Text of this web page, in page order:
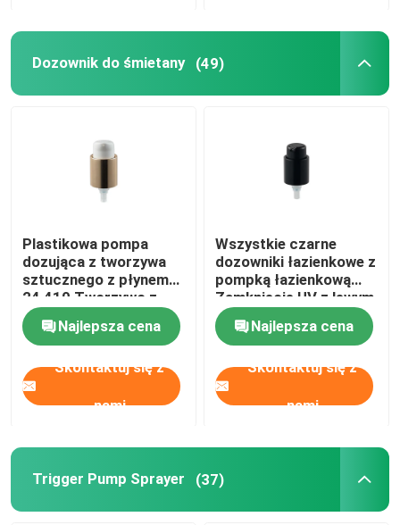
Dozownik do śmietany (49)
Plastikowa pompa
dozująca z tworzywa
sztucznego z płynem
24 410 Tworzywo z
tworzywa sztucznego
Pp
Najlepsza cena
Skontaktuj się z
nami
Wszystkie czarne
dozowniki łazienkowe z
pompką łazienkową
Zamknięcie UV z lewym
prawym
przełącznikiem
Najlepsza cena
Skontaktuj się z
nami
Trigger Pump Sprayer (37)